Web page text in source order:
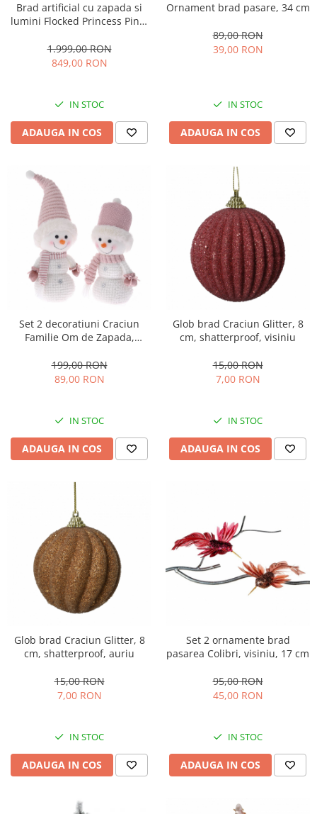
Brad artificial cu zapada si
lumini Flocked Princess Pine,
1.999,00 RON
849,00 RON
IN STOC
ADAUGA IN COS
Ornament brad pasare, 34 cm
89,00 RON
39,00 RON
IN STOC
ADAUGA IN COS
Set 2 decoratiuni Craciun
Familie Om de Zapada,
199,00 RON
89,00 RON
IN STOC
ADAUGA IN COS
Glob brad Craciun Glitter, 8
cm, shatterproof, visiniu
15,00 RON
7,00 RON
IN STOC
ADAUGA IN COS
Glob brad Craciun Glitter, 8
cm, shatterproof, auriu
15,00 RON
7,00 RON
IN STOC
ADAUGA IN COS
Set 2 ornamente brad
pasarea Colibri, visiniu, 17 cm
95,00 RON
45,00 RON
IN STOC
ADAUGA IN COS